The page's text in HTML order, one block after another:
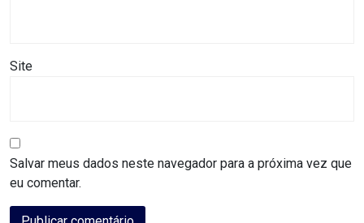
DE
MACAU
Site
Salvar meus dados neste navegador para a próxima vez que
eu comentar.